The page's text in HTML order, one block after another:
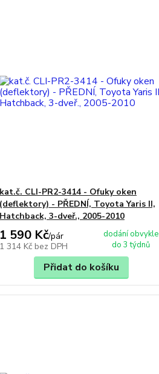
kat.č. CLI-PR2-3414 - Ofuky oken
(deflektory) - PŘEDNÍ, Toyota Yaris II,
Hatchback, 3-dveř., 2005-2010
1 590 Kč/pár
1 314 Kč bez DPH
dodání obvykle
do 3 týdnů
Přidat do košíku